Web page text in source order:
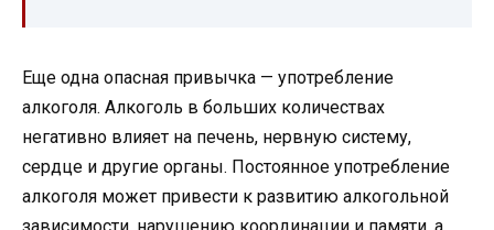
Еще одна опасная привычка — употребление
алкоголя. Алкоголь в больших количествах
негативно влияет на печень, нервную систему,
сердце и другие органы. Постоянное употребление
алкоголя может привести к развитию алкогольной